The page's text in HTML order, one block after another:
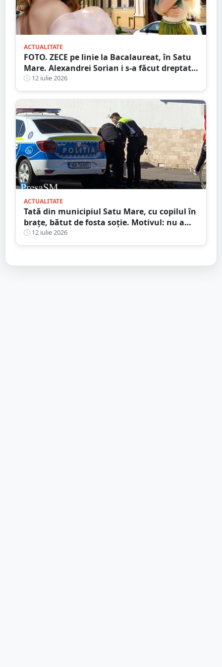
ACTUALITATE
FOTO. ZECE pe linie la Bacalaureat, în Satu
Mare. Alexandrei Sorian i s-a făcut dreptate
după contestații
12 iulie 2026
ACTUALITATE
Tată din municipiul Satu Mare, cu copilul în
brațe, bătut de fosta soție. Motivul: nu a
vrut să meargă în excursie
12 iulie 2026